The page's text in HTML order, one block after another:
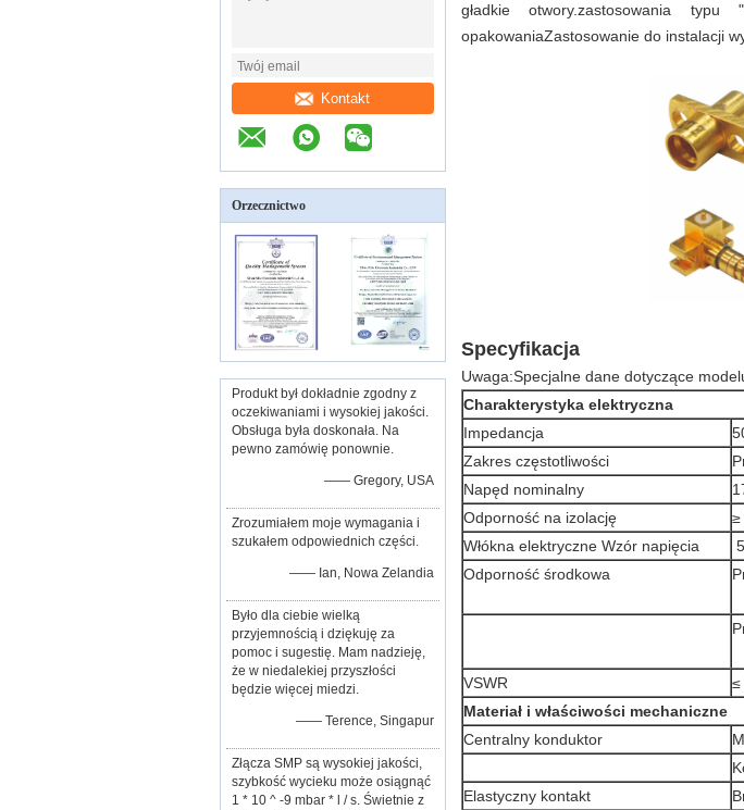
Kontakt
Orzecznictwo
Produkt był dokładnie zgodny z
oczekiwaniami i wysokiej jakości.
Obsługa była doskonała. Na
pewno zamówię ponownie.
—— Gregory, USA
Zrozumiałem moje wymagania i
szukałem odpowiednich części.
—— Ian, Nowa Zelandia
Było dla ciebie wielką
przyjemnością i dziękuję za
pomoc i sugestię. Mam nadzieję,
że w niedalekiej przyszłości
będzie więcej miedzi.
—— Terence, Singapur
Złącza SMP są wysokiej jakości,
szybkość wycieku może osiągnąć
1 * 10 ^ -9 mbar * l / s. Świetnie z
gładkie otwory.zastosowania
opakowaniaZastosowanie do instalacji
Specyfikacja
Uwaga:Specjalne dane dotyczące
Charakterystyka elektryczna
Impedancja
Zakres częstotliwości
Napęd nominalny
Odporność na izolację
≥
Włókna elektryczne Wzór napięcia
Odporność środkowa
VSWR
≤
Materiał i właściwości mechaniczne
Centralny konduktor
Elastyczny kontakt